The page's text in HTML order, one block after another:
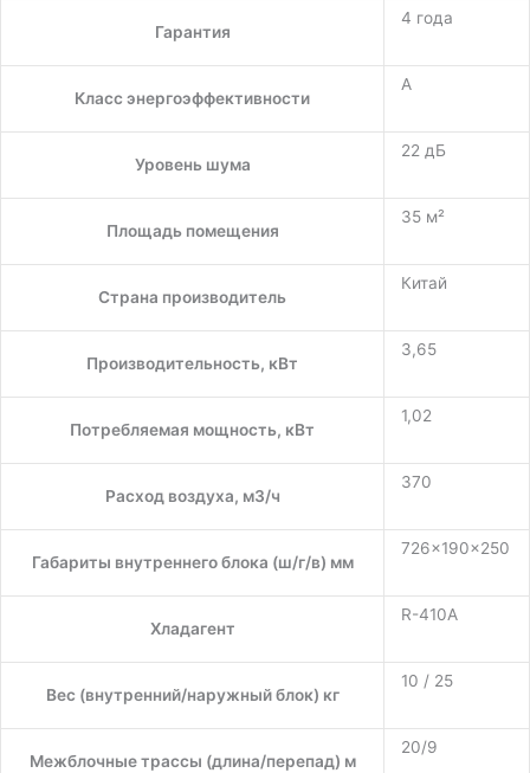
Гарантия
4 года
Класс энергоэффективности
A
Уровень шума
22 дБ
Площадь помещения
35 м²
Страна производитель
Китай
Производительность, кВт
3,65
Потребляемая мощность, кВт
1,02
Расход воздуха, м3/ч
370
Габариты внутреннего блока (ш/г/в) мм
726x190x250
Хладагент
R-410A
Вес (внутренний/наружный блок) кг
10 / 25
Межблочные трассы (длина/перепад) м
20/9